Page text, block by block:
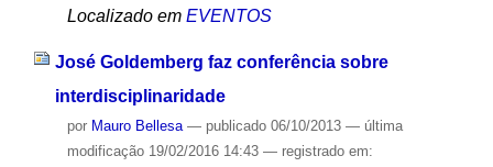
Localizado em EVENTOS
José Goldemberg faz conferência sobre
interdisciplinaridade
por Mauro Bellesa — publicado06/10/2013 — última
modificação19/02/2016 14:43 — registrado em: